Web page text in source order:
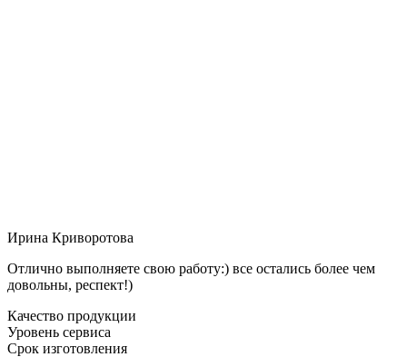
Ирина Криворотова
Отлично выполняете свою работу:) все остались более чем
довольны, респект!)
Качество продукции
Уровень сервиса
Срок изготовления